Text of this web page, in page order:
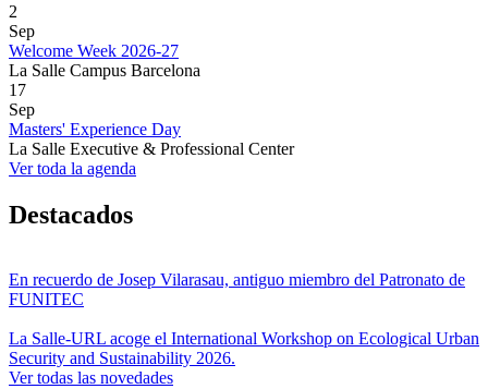
2
Sep
Welcome Week 2026-27
La Salle Campus Barcelona
17
Sep
Masters' Experience Day
La Salle Executive & Professional Center
Ver toda la agenda
Destacados
En recuerdo de Josep Vilarasau, antiguo miembro del Patronato de
FUNITEC
La Salle-URL acoge el International Workshop on Ecological Urban
Security and Sustainability 2026.
Ver todas las novedades